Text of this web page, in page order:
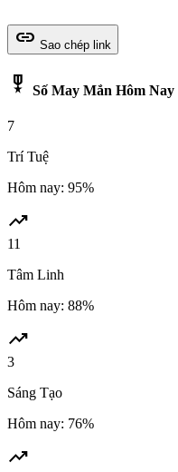
link Sao chép link
military_tech Số May Mắn Hôm Nay
7
Trí Tuệ
Hôm nay: 95%
trending_up
11
Tâm Linh
Hôm nay: 88%
trending_up
3
Sáng Tạo
Hôm nay: 76%
trending_up